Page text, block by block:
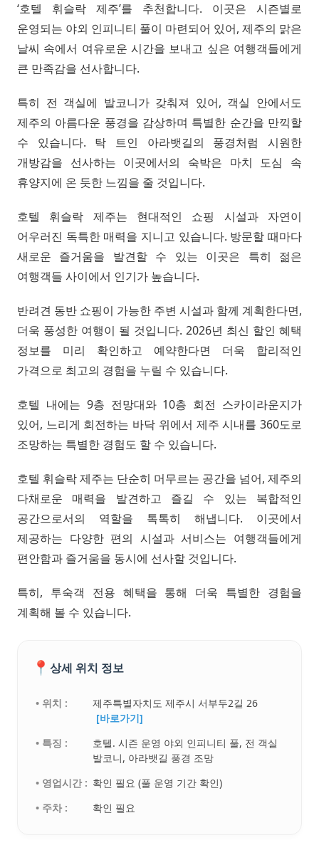
‘호텔 휘슬락 제주’를 추천합니다. 이곳은 시즌별로
운영되는 야외 인피니티 풀이 마련되어 있어, 제주의 맑은
날씨 속에서 여유로운 시간을 보내고 싶은 여행객들에게
큰 만족감을 선사합니다.
특히 전 객실에 발코니가 갖춰져 있어, 객실 안에서도
제주의 아름다운 풍경을 감상하며 특별한 순간을 만끽할
수 있습니다. 탁 트인 아라뱃길의 풍경처럼 시원한
개방감을 선사하는 이곳에서의 숙박은 마치 도심 속
휴양지에 온 듯한 느낌을 줄 것입니다.
호텔 휘슬락 제주는 현대적인 쇼핑 시설과 자연이
어우러진 독특한 매력을 지니고 있습니다. 방문할 때마다
새로운 즐거움을 발견할 수 있는 이곳은 특히 젊은
여행객들 사이에서 인기가 높습니다.
반려견 동반 쇼핑이 가능한 주변 시설과 함께 계획한다면,
더욱 풍성한 여행이 될 것입니다. 2026년 최신 할인 혜택
정보를 미리 확인하고 예약한다면 더욱 합리적인
가격으로 최고의 경험을 누릴 수 있습니다.
호텔 내에는 9층 전망대와 10층 회전 스카이라운지가
있어, 느리게 회전하는 바닥 위에서 제주 시내를 360도로
조망하는 특별한 경험도 할 수 있습니다.
호텔 휘슬락 제주는 단순히 머무르는 공간을 넘어, 제주의
다채로운 매력을 발견하고 즐길 수 있는 복합적인
공간으로서의 역할을 톡톡히 해냅니다. 이곳에서
제공하는 다양한 편의 시설과 서비스는 여행객들에게
편안함과 즐거움을 동시에 선사할 것입니다.
특히, 투숙객 전용 혜택을 통해 더욱 특별한 경험을
계획해 볼 수 있습니다.
📍 상세 위치 정보
• 위치 :
제주특별자치도 제주시 서부두2길 26
[바로가기]
• 특징 :
호텔. 시즌 운영 야외 인피니티 풀, 전 객실
발코니, 아라뱃길 풍경 조망
• 영업시간 : 확인 필요 (풀 운영 기간 확인)
• 주차 :
확인 필요